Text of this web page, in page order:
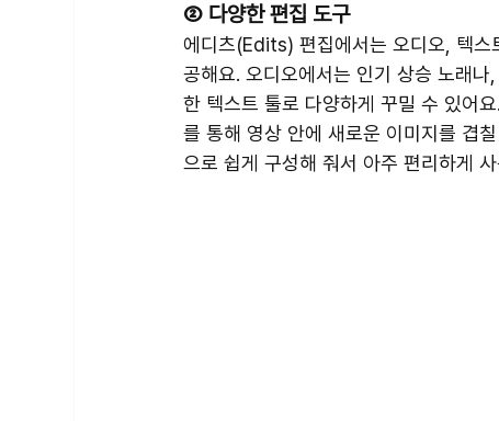
② 다양한 편집 도구
에디츠(Edits) 편집에서는 오디오, 텍스
공해요. 오디오에서는 인기 상승 노래
한 텍스트 툴로 다양하게 꾸밀 수 있어
를 통해 영상 안에 새로운 이미지를 겹
으로 쉽게 구성해 줘서 아주 편리하게